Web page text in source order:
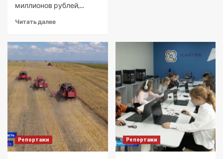
миллионов рублей,...
Читать далее
Репортажи Репортажи